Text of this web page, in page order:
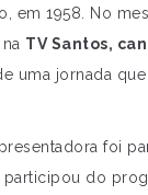
em 1958. No
TV Santos,
uma jornada que
foi
do